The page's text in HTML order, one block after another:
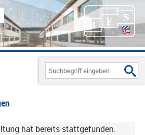
Search
for:
hat bereits stattgefunden.